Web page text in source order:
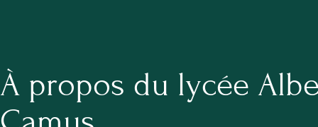
À propos du lycée